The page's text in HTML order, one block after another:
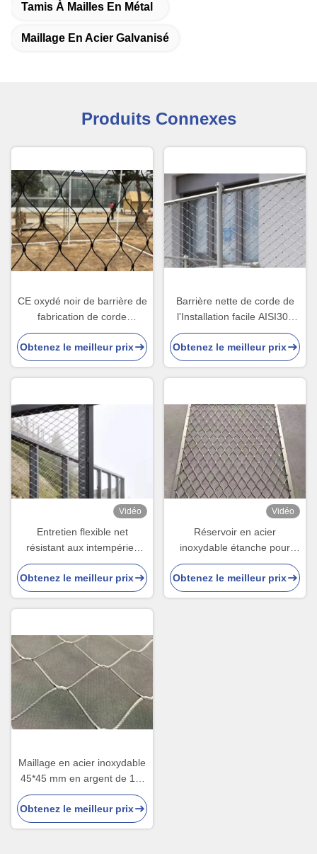
Tamis À Mailles En Métal
Maillage En Acier Galvanisé
Produits Connexes
CE oxydé noir de barrière de
fabrication de corde
d'ouverture de la barrière
60*60 de filet de corde
certifié
Obtenez le meilleur prix
Barrière nette de corde de
l'Installation facile AISI304
40mm*40mm avec le
diamètre de fil de 1.5mm
Obtenez le meilleur prix
Vidéo
Entretien flexible net
résistant aux intempéries
AISI304 de câble métallique
bas
Obtenez le meilleur prix
Vidéo
Réservoir en acier
inoxydable étanche pour
jardin privé et décor
Obtenez le meilleur prix
Maillage en acier inoxydable
45*45 mm en argent de 1,5
mm
Obtenez le meilleur prix